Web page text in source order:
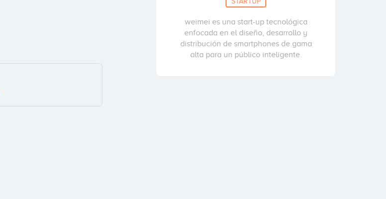
weimei es una start-up tecnológica
enfocada en el diseño, desarrollo y
distribución de smartphones de gama
alta para un público inteligente.